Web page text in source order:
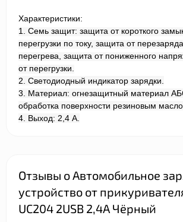
Характеристики:
1. Семь защит: защита от короткого
перегрузки по току, защита от
перегрева, защита от пониженного
от перегрузки.
2. Светодиодный индикатор зарядки.
3. Материал: огнезащитный материал
обработка поверхности резиновым
4. Выход: 2,4 А.
Отзывы о Автомобильное
устройство от
UC204 2USB 2,4A Чёрный